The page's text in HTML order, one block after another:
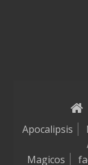
Apocalipsis
Magicos